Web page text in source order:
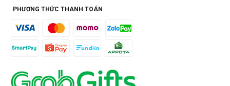
PHƯƠNG THỨC THANH TOÁN